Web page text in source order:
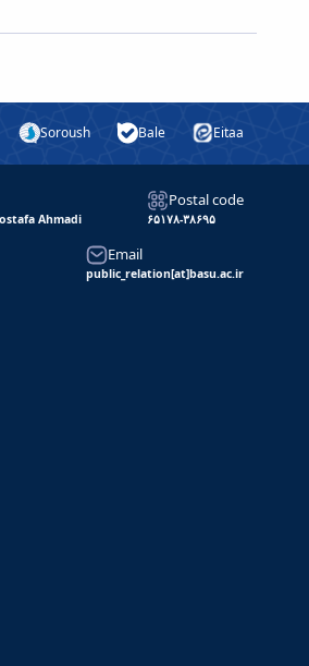
Soroush Bale Eitaa
Ahmadi
Postal code
۶۵۱۷۸-۳۸۶۹۵
Email
public_relation[at]basu.ac.ir